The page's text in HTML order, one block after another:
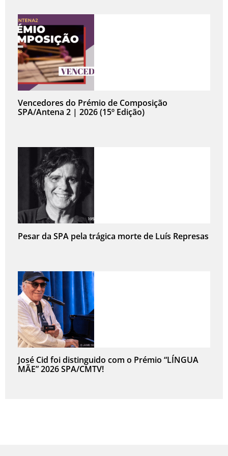
Vencedores do Prémio de Composição
SPA/Antena 2 | 2026 (15º Edição)
Pesar da SPA pela trágica morte de Luís Represas
José Cid foi distinguido com o Prémio “LÍNGUA
MÃE” 2026 SPA/CMTV!